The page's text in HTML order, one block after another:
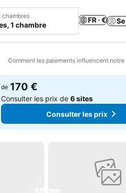
chambres
1 chambre
FR · €
Comment les paiements influencent
à mes favoris
de 170 €
Consulter les prix de6 sites
Consulter les prix